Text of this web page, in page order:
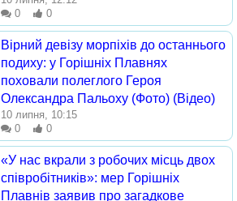
0
0
Вірний девізу морпіхів до останнього
подиху: у Горішніх Плавнях
поховали полеглого Героя
Олександра Пальоху (Фото) (Відео)
10 липня, 10:15
0
0
«У нас вкрали з робочих місць двох
співробітників»: мер Горішніх
Плавнів заявив про загадкове